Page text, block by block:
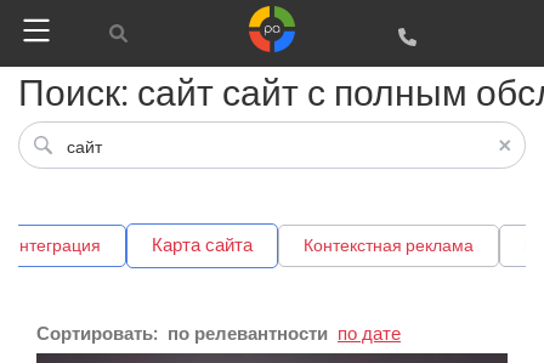
Поиск: сайт сайт с полным
интеграция Карта сайта Контекстная реклама
Сортировать: по релевантности по дате
Google
Вконтакте